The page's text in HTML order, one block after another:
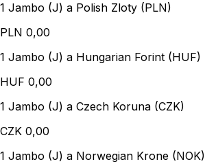
1 Jambo (J) a Polish Zloty (PLN)
PLN 0,00
1 Jambo (J) a Hungarian Forint (HUF)
HUF 0,00
1 Jambo (J) a Czech Koruna (CZK)
CZK 0,00
1 Jambo (J) a Norwegian Krone (NOK)